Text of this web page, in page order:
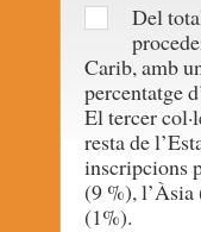
Del
Carib, amb
percentatge
El tercer
resta de
inscripcions
(9 %), l’Àsia
(1%).